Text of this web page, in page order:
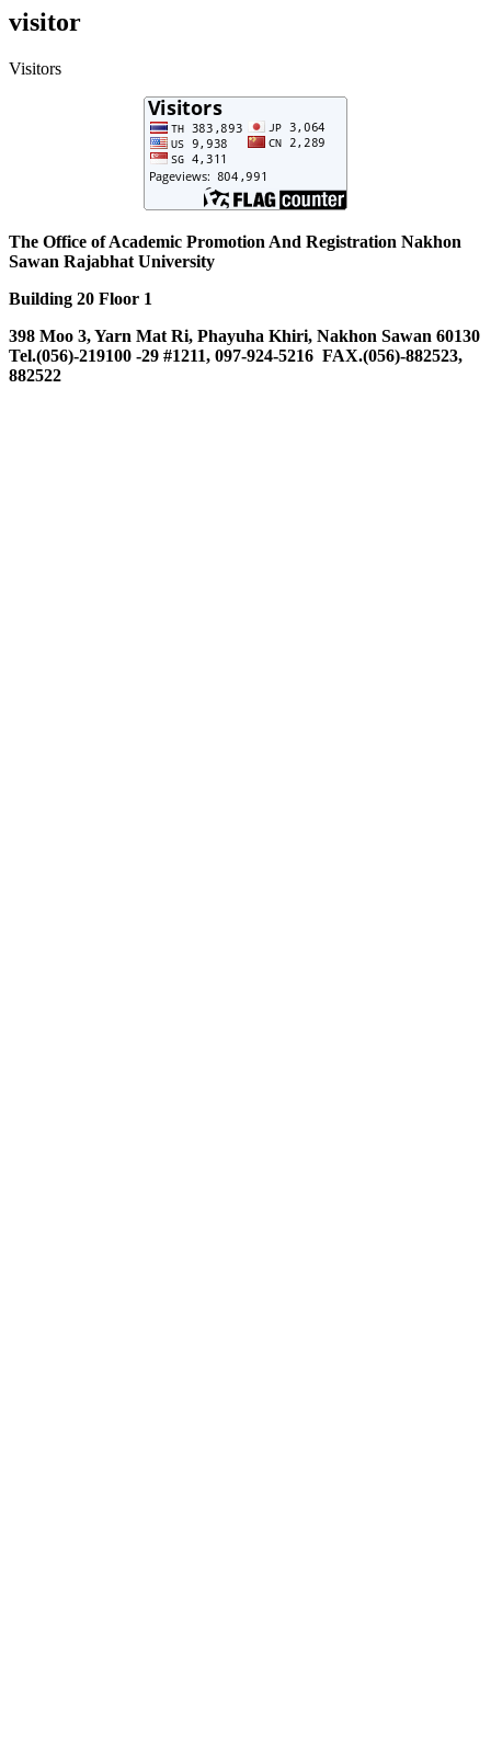
visitor
Visitors
The Office of Academic Promotion And Registration Nakhon
Sawan Rajabhat University
Building 20 Floor 1
398 Moo 3, Yarn Mat Ri, Phayuha Khiri, Nakhon Sawan 60130
Tel.(056)-219100 -29 #1211, 097-924-5216 FAX.(056)-882523,
882522